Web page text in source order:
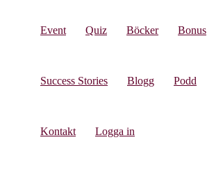
Event Quiz Böcker Bonus
Success Stories Blogg Podd
Kontakt Logga in